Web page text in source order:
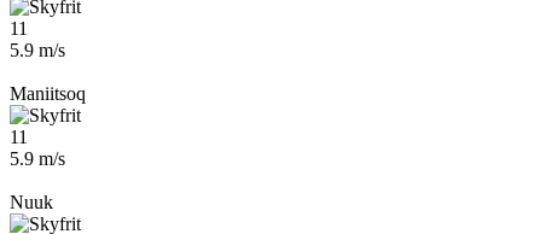
11
5.9 m/s
Maniitsoq
11
5.9 m/s
Nuuk